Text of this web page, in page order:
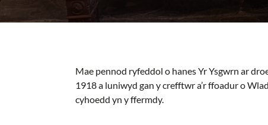
Mae pennod ryfeddol o hanes Yr Ysgwrn ar
1918 a luniwyd gan y crefftwr a’r ffoadur o
cyhoedd yn y ffermdy.